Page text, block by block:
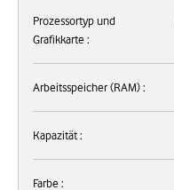
Prozessortyp und
Grafikkarte :
Arbeitsspeicher (RAM) :
Kapazität :
Farbe :